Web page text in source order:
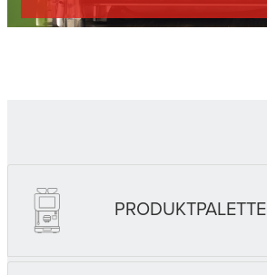
PRODUKTPALETTE